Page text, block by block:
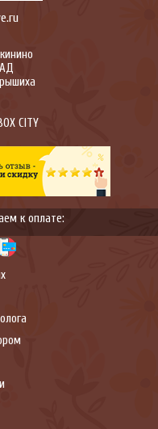
CITY
к оплате: